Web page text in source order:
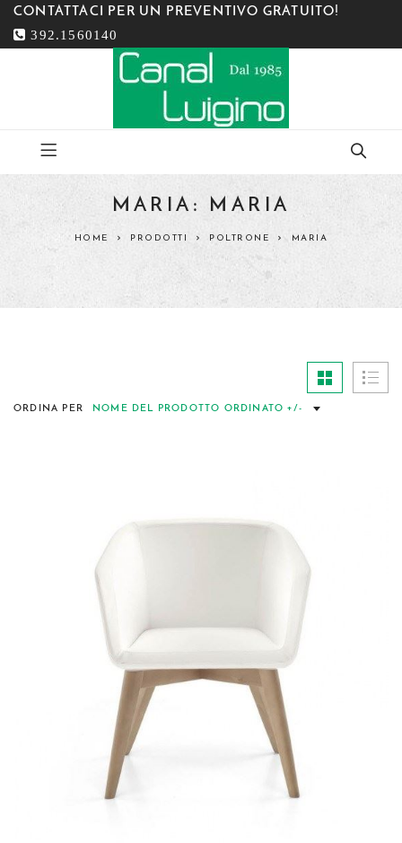
CONTATTACI PER UN PREVENTIVO GRATUITO!
392.1560140
MARIA: MARIA
HOME PRODOTTI POLTRONE MARIA
ORDINA PER NOME DEL PRODOTTO ORDINATO +/-